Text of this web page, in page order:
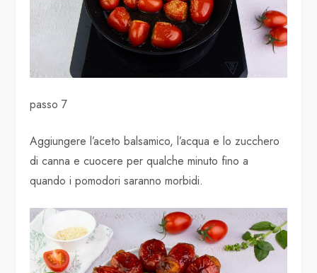
passo 7
Aggiungere l’aceto balsamico, l’acqua e lo zucchero
di canna e cuocere per qualche minuto fino a
quando i pomodori saranno morbidi.